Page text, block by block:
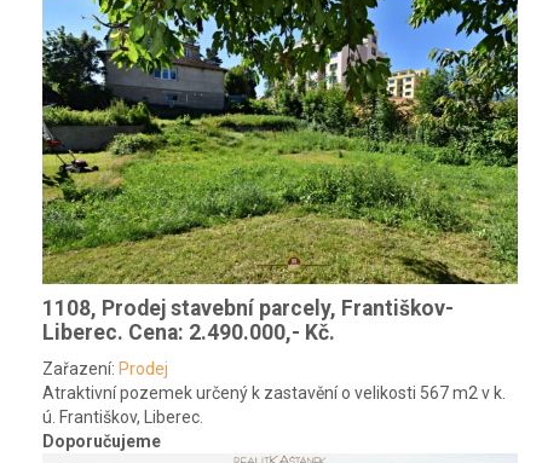
1108, Prodej stavební parcely, Františkov-
Liberec. Cena: 2.490.000,- Kč.
Zařazení: Prodej
Atraktivní pozemek určený k zastavění o velikosti 567 m2 v k.
ú. Františkov, Liberec.
Doporučujeme